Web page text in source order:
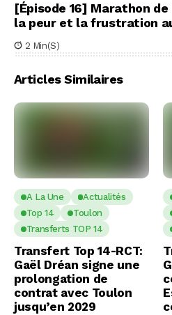
[Épisode 16] Marathon
la peur et la frustration
2 Min(s)
Articles Similaires
A La Une
Actualités
Top 14
Toulon
Transferts TOP 14
Transfert Top 14-RCT:
Gaël Dréan signe une
prolongation de
contrat avec Toulon
jusqu’en 2029